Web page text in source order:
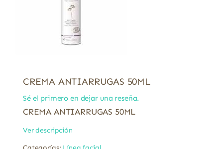
CREMA ANTIARRUGAS 50ML
Sé el primero en dejar una reseña.
CREMA ANTIARRUGAS 50ML
Ver descripción